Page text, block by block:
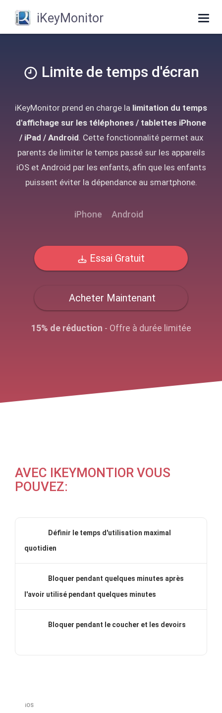
iKeyMonitor
Limite de temps d'écran
iKeyMonitor prend en charge la limitation du temps
d'affichage sur les téléphones / tablettes iPhone
/ iPad / Android. Cette fonctionnalité permet aux
parents de limiter le temps passé sur les appareils
iOS et Android par les enfants, afin que les enfants
puissent éviter la dépendance au smartphone.
iPhone Android
Essai Gratuit
Acheter Maintenant
15% de réduction - Offre à durée limitée
AVEC IKEYMONTIOR VOUS
POUVEZ:
Définir le temps d'utilisation maximal
quotidien
Bloquer pendant quelques minutes après
l'avoir utilisé pendant quelques minutes
Bloquer pendant le coucher et les devoirs
iOS